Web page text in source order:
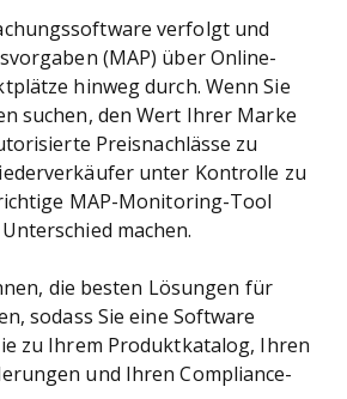
verfolgt und
(MAP) über Online-
hinweg durch. Wenn Sie
suchen, den Wert Ihrer Marke
Preisnachlässe zu
unter Kontrolle zu
MAP-Monitoring-Tool
machen.
die besten Lösungen für
sodass Sie eine Software
zu Ihrem Produktkatalog, Ihren
und Ihren Compliance-